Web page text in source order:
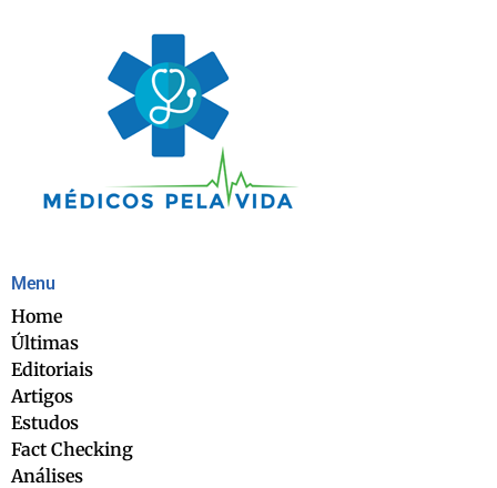
Menu
Home
Últimas
Editoriais
Artigos
Estudos
Fact Checking
Análises